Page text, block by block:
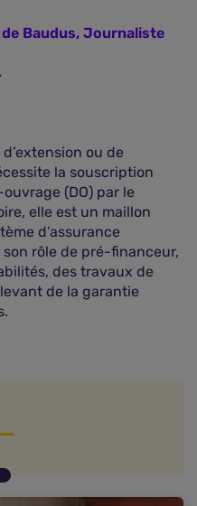
Baudus, Journaliste
ou de
la souscription
(DO) par le
elle est un maillon
d’assurance
rôle de pré-financeur,
des travaux de
de la garantie